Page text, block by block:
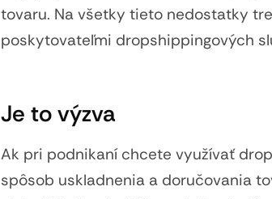
tovaru. Na všetky tieto nedostatky
poskytovateľmi dropshippingových
Je to výzva
Ak pri podnikaní chcete využívať
spôsob uskladnenia a doručovania